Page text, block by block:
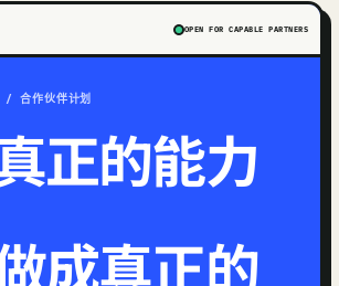
OPEN FOR CAPABLE PARTNERS
/ 合作伙伴计划
正的能力
成真正的